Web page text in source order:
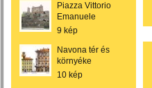
Piazza Vittorio
Emanuele
9 kép
Navona tér és
környéke
10 kép